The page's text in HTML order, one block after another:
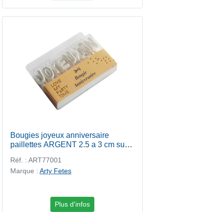
Bougies joyeux anniversaire
paillettes ARGENT 2.5 a 3 cm sur
Réf. : ART77001
Marque : Arty Fetes
Plus d'infos